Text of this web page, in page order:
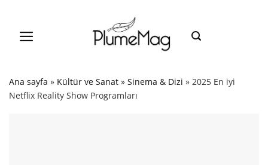
content
Ana sayfa » Kültür ve Sanat » Sinema & Dizi » 2025 En iyi
Netflix Reality Show Programları